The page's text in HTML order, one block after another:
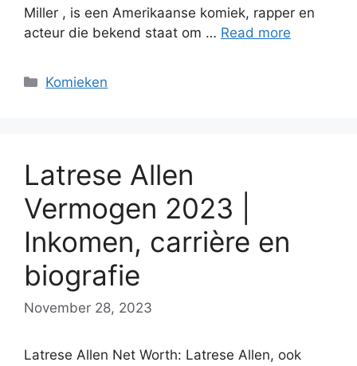
Miller , is een Amerikaanse komiek, rapper en
acteur die bekend staat om … Read more
Categories
Komieken
Latrese Allen
Vermogen 2023 |
Inkomen, carrière en
biografie
November 28, 2023
Latrese Allen Net Worth: Latrese Allen, ook